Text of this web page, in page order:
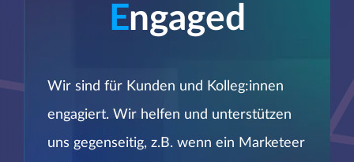
Engaged
Wir sind für Kunden und Kolleg:innen
engagiert. Wir helfen und unterstützen
uns gegenseitig, z.B. wenn ein Marketeer